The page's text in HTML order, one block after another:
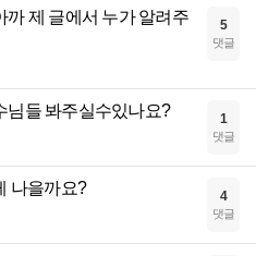
까 제 글에서 누가 알려주
5
댓글
님들 봐주실수있나요? 1
댓글
나을까요? 4
댓글